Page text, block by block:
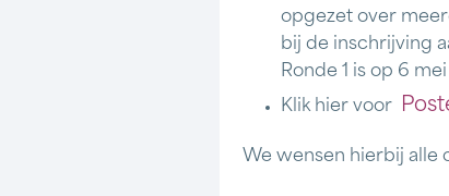
opgezet over
bij de inschrijving
Ronde 1 is op 6
Klik hier voor
We wensen hierbij alle